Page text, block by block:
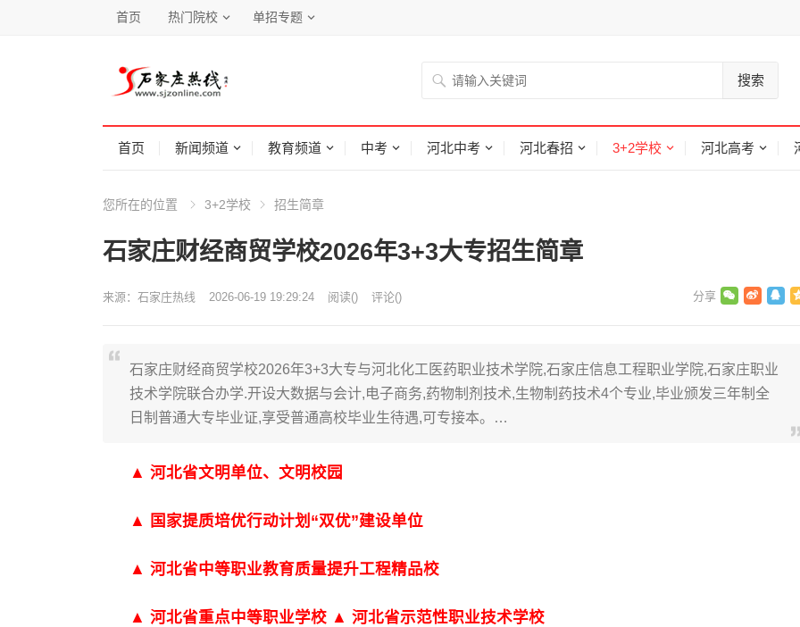
首页 热门院校 单招专题
搜索
首页 新闻频道 教育频道 中考 河北中考 河北春招 3+2学校 河北高考
您所在的位置 3+2学校 招生简章
石家庄财经商贸学校2026年3+3大专招生简章
来源： 石家庄热线 2026-06-19 19:29:24 阅读() 评论()
石家庄财经商贸学校2026年3+3大专与河北化工医药职业技术学院,石家庄信息工程职业学院,石家庄职业
技术学院联合办学.开设大数据与会计,电子商务,药物制剂技术,生物制药技术4个专业,毕业颁发三年制全
日制普通大专毕业证,享受普通高校毕业生待遇,可专接本。…
▲ 河北省文明单位、文明校园
▲ 国家提质培优行动计划“双优”建设单位
▲ 河北省中等职业教育质量提升工程精品校
▲ 河北省重点中等职业学校 ▲ 河北省示范性职业技术学校